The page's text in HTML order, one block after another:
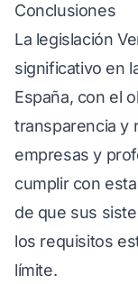
Conclusiones
La legislación
significativo en
España, con el
transparencia y
empresas y
cumplir con
de que sus
los requisitos
límite.